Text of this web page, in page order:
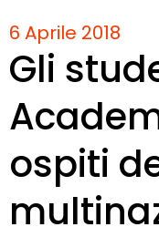
6 Aprile 2018
Gli
ospiti